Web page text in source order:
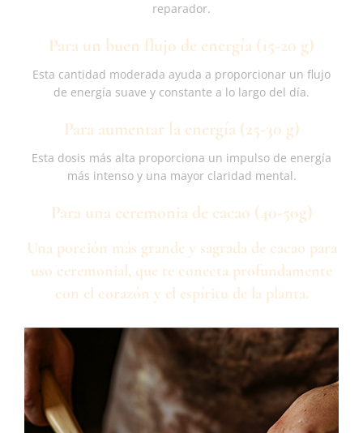
reparador.
Para un buen flujo de energía (15-20 g)
Esta cantidad moderada ayuda a proporcionar un flujo
de energía suave y constante a lo largo del día.
Para aumentar la energía (25-30 g)
Esta dosis más alta proporciona un impulso de energía
más intenso y una mayor claridad mental.
Para una ceremonia de cacao (40-50g)
Una porción más grande y sagrada de cacao para
uso ceremonial, que te conecta profundamente
con el corazón y el espíritu de la planta.